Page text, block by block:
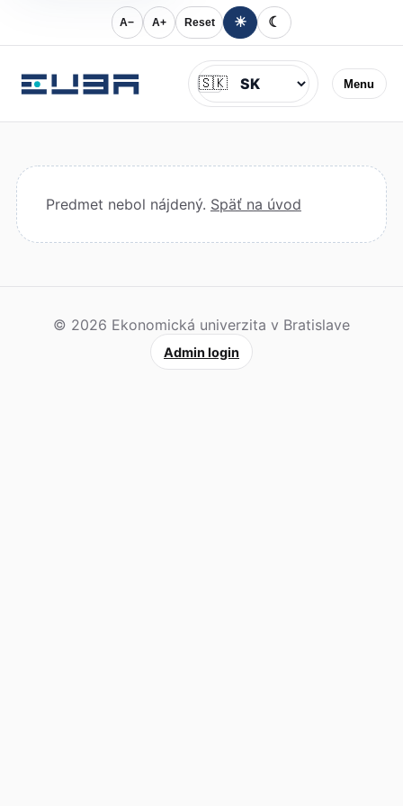
A− A+ Reset ☀ ☾
Menu
Jazyk
🇸🇰
Predmet nebol nájdený. Späť na úvod
© 2026 Ekonomická univerzita v Bratislave
Admin login